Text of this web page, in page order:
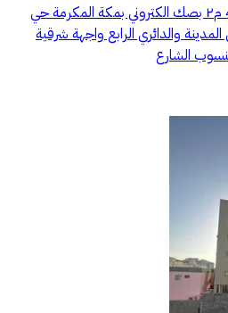
أرض سكنية للبيع مساحة 400 م٢ بصك الكتروني بمكة المكرمة حي
4 تقاطع طريق المدينة والدائري الرابع واجهة شرقية